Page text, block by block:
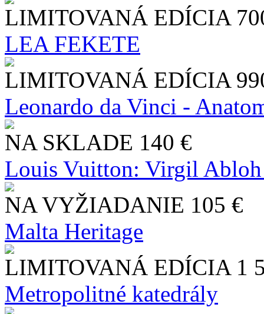
LIMITOVANÁ EDÍCIA
LEA FEKETE
LIMITOVANÁ EDÍCIA
Leonardo da Vinci -
NA SKLADE 140 €
Louis Vuitton: Virgil
NA VYŽIADANIE 105 €
Malta Heritage
LIMITOVANÁ EDÍCIA 1
Metropolitné katedrály